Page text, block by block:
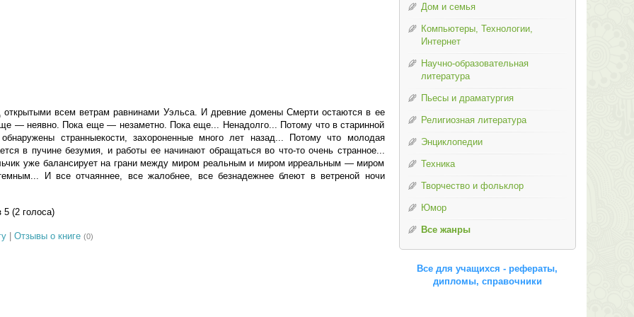
открытыми всем ветрам равнинами Уэльса. И древние домены Смерти остаются в ее
— неявно. Пока еще — незаметно. Пока еще... Ненадолго... Потому что в старинной
странныекости, захороненные много лет назад... Потому что молодая
в пучине безумия, и работы ее начинают обращаться во что-то очень странное...
уже балансирует на грани между миром реальным и миром ирреальным — миром
И все отчаяннее, все жалобнее, все безнадежнее блеют в ветреной ночи
5 (2 голоса)
| Отзывы о книге (0)
Дом и семья
Компьютеры, Технологии,
Интернет
Научно-образовательная
литература
Пьесы и драматургия
Религиозная литература
Энциклопедии
Техника
Творчество и фольклор
Юмор
Все жанры
Все для учащихся - рефераты,
дипломы, справочники